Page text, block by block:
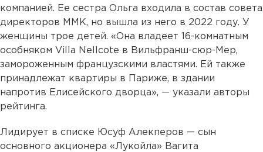
компанией. Ее сестра Ольга входила в состав совета
директоров ММК, но вышла из него в 2022 году. У
женщины трое детей. «Она владеет 16-комнатным
особняком Villa Nellcote в Вильфранш-сюр-Мер,
замороженным французскими властями. Ей также
принадлежат квартиры в Париже, в здании
напротив Елисейского дворца», — указали авторы
рейтинга.
Лидирует в списке Юсуф Алекперов — сын
основного акционера «Лукойла» Вагита